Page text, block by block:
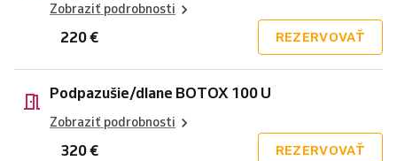
Zobraziť podrobnosti
220 € REZERVOVAŤ
Podpazušie/dlane BOTOX 100 U
Zobraziť podrobnosti
320 € REZERVOVAŤ